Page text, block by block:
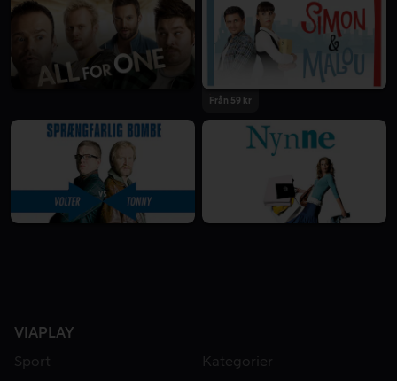
Från 59 kr
VIAPLAY
Sport
Kategorier